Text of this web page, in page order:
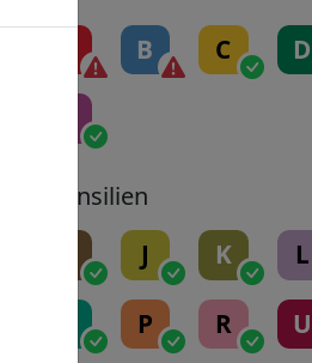
B C D
Transilien
J K L
P R U